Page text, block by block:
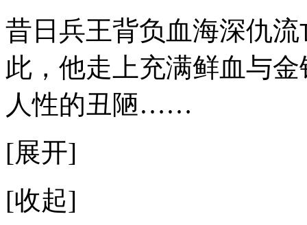
昔日兵王背负血海深仇
此，他走上充满鲜血与
人性的丑陋……
[展开]
[收起]